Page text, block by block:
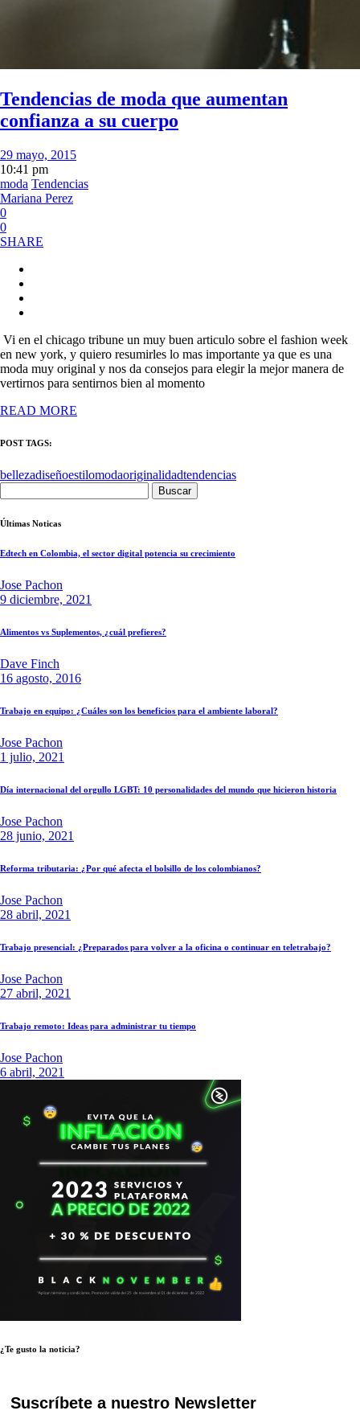
Tendencias de moda que aumentan
confianza a su cuerpo
29 mayo, 2015
10:41 pm
moda Tendencias
Mariana Perez
0
0
SHARE
Vi en el chicago tribune un muy buen articulo sobre el fashion week
en new york, y quiero resumirles lo mas importante ya que es una
moda muy original y nos da consejos para elegir la mejor manera de
vertirnos para sentirnos bien al momento
READ MORE
POST TAGS:
bellezadiseñoestilomodaoriginalidadtendencias
Últimas Noticas
Edtech en Colombia, el sector digital potencia su crecimiento
Jose Pachon
9 diciembre, 2021
Alimentos vs Suplementos, ¿cuál prefieres?
Dave Finch
16 agosto, 2016
Trabajo en equipo: ¿Cuáles son los beneficios para el ambiente laboral?
Jose Pachon
1 julio, 2021
Día internacional del orgullo LGBT: 10 personalidades del mundo que hicieron historia
Jose Pachon
28 junio, 2021
Reforma tributaria: ¿Por qué afecta el bolsillo de los colombianos?
Jose Pachon
28 abril, 2021
Trabajo presencial: ¿Preparados para volver a la oficina o continuar en teletrabajo?
Jose Pachon
27 abril, 2021
Trabajo remoto: Ideas para administrar tu tiempo
Jose Pachon
6 abril, 2021
¿Te gusto la noticia?
Suscríbete a nuestro Newsletter